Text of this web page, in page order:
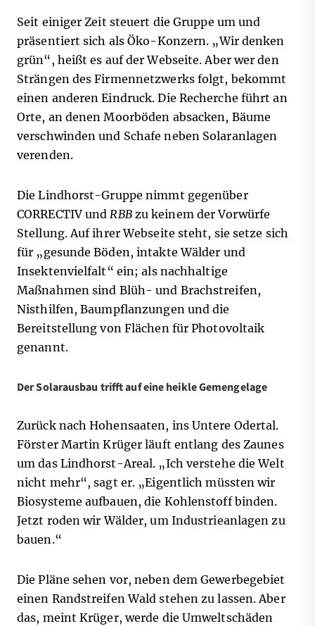
Seit einiger Zeit steuert die Gruppe um und
präsentiert sich als Öko-Konzern. „Wir denken
grün“, heißt es auf der Webseite. Aber wer den
Strängen des Firmennetzwerks folgt, bekommt
einen anderen Eindruck. Die Recherche führt an
Orte, an denen Moorböden absacken, Bäume
verschwinden und Schafe neben Solaranlagen
verenden.
Die Lindhorst-Gruppe nimmt gegenüber
CORRECTIV undRBBzu keinem der Vorwürfe
Stellung. Auf ihrer Webseite steht, sie setze sich
für „gesunde Böden, intakte Wälder und
Insektenvielfalt“ ein; als nachhaltige
Maßnahmen sind Blüh- und Brachstreifen,
Nisthilfen, Baumpflanzungen und die
Bereitstellung von Flächen für Photovoltaik
genannt.
Der Solarausbau trifft auf eine heikle Gemengelage
Zurück nach Hohensaaten, ins Untere Odertal.
Förster Martin Krüger läuft entlang des Zaunes
um das Lindhorst-Areal. „Ich verstehe die Welt
nicht mehr“, sagt er. „Eigentlich müssten wir
Biosysteme aufbauen, die Kohlenstoff binden.
Jetzt roden wir Wälder, um Industrieanlagen zu
bauen.“
Die Pläne sehen vor, neben dem Gewerbegebiet
einen Randstreifen Wald stehen zu lassen. Aber
das, meint Krüger, werde die Umweltschäden